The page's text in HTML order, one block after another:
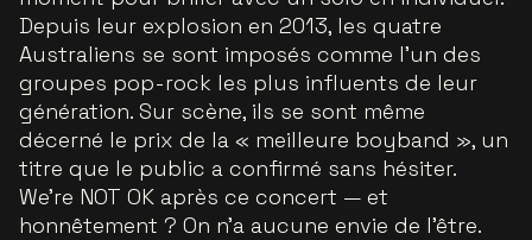
Depuis leur explosion en 2013, les quatre
Australiens se sont imposés comme l’un des
groupes pop-rock les plus influents de leur
génération. Sur scène, ils se sont même
décerné le prix de la « meilleure boyband », un
titre que le public a confirmé sans hésiter.
We’re NOT OK après ce concert — et
honnêtement ? On n’a aucune envie de l’être.